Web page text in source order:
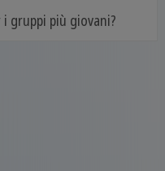
gruppi più giovani?